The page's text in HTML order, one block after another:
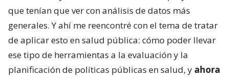
que tenían que ver con análisis de datos más
generales. Y ahí me reencontré con el tema de tratar
de aplicar esto en salud pública: cómo poder llevar
ese tipo de herramientas a la evaluación y la
planificación de políticas públicas en salud, y ahora